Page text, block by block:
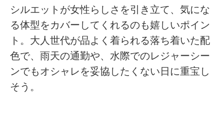
シルエットが女性らしさを引き立て、気にな
る体型をカバーしてくれるのも嬉しいポイン
ト。大人世代が品よく着られる落ち着いた配
色で、雨天の通勤や、水際でのレジャーシー
ンでもオシャレを妥協したくない日に重宝し
そう。